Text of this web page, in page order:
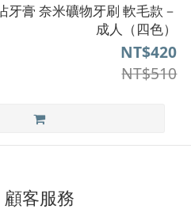
牙膏 奈米礦物牙刷 軟毛款－
成人（四色）
NT$420
NT$510
顧客服務